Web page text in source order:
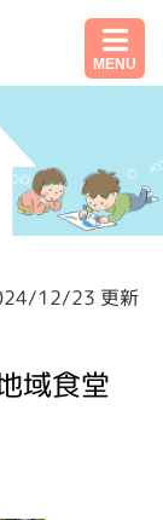
MENU
12/23 更新
域食堂